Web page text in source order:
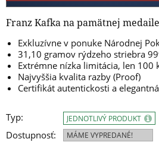
Franz Kafka na pamätnej
Exkluzívne v ponuke Národnej
31,10 gramov rýdzeho striebra
Extrémne nízka limitácia, len 100
Najvyššia kvalita razby (Proof)
Certifikát autentickosti a
Typ:
Dostupnosť:
JEDNOTLIVÝ PRODUKT
MÁME VYPREDANÉ!